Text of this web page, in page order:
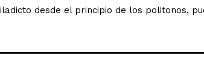
desde el principio de los politonos,